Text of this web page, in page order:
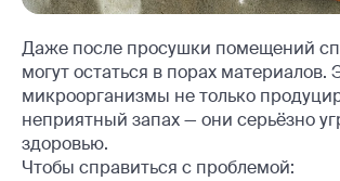
Даже после просушки помещений
могут остаться в порах материалов.
микроорганизмы не только
неприятный запах — они серьёзно
здоровью.
Чтобы справиться с проблемой: